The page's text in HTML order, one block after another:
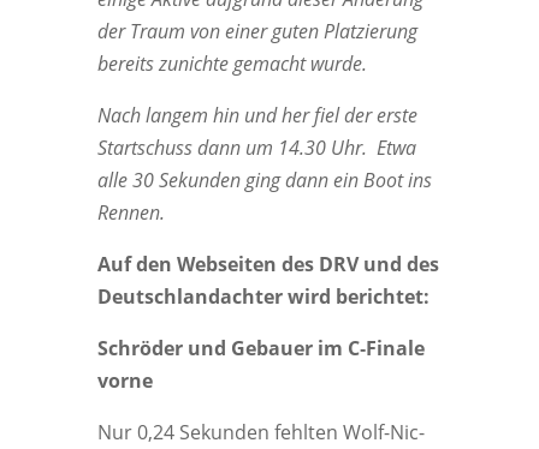
der Traum von einer guten Plat­zie­rung
bereits zunich­te gemacht wurde.
Nach lan­gem hin und her fiel der ers­te
Start­schuss dann um 14.30 Uhr. Etwa
alle 30 Sekun­den ging dann ein Boot ins
Rennen.
Auf den Web­sei­ten des DRV und des
Deutsch­land­ach­ter wird berichtet:
Schrö­der und Gebau­er im C‑Finale
vorne
Nur 0,24 Sekun­den fehl­ten Wolf-Nic­